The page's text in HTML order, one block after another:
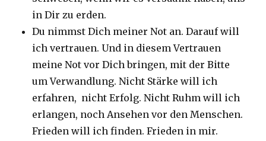
in Dir zu erden.
Du nimmst Dich meiner Not an. Darauf will
ich vertrauen. Und in diesem Vertrauen
meine Not vor Dich bringen, mit der Bitte
um Verwandlung. Nicht Stärke will ich
erfahren, nicht Erfolg. Nicht Ruhm will ich
erlangen, noch Ansehen vor den Menschen.
Frieden will ich finden. Frieden in mir.